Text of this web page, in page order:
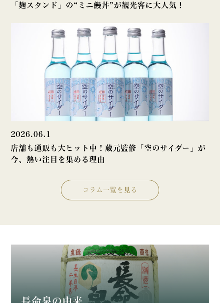
「麹スタンド」の“ミニ鰻丼”が観光客に大人気！
2026.06.1
店舗も通販も大ヒット中！蔵元監修「空のサイダー」が
今、熱い注目を集める理由
コラム一覧を見る
長命泉の由来